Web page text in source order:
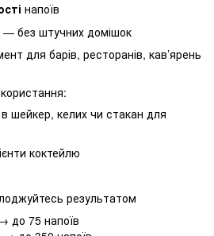
напоїв
— без штучних домішок
для барів, ресторанів, кав’ярень
шейкер, келих чи стакан для
коктейлю
результатом
до 75 напоїв